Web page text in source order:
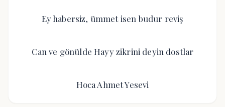
Ey habersiz, ümmet isen budur reviş
Can ve gönülde Hayy zikrini deyin dostlar
Hoca Ahmet Yesevi